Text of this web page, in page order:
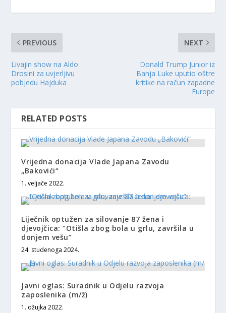
PREVIOUS
Livajin show na Aldo
Drosini za uvjerljivu
pobjedu Hajduka
NEXT
Donald Trump Junior iz
Banja Luke uputio oštre
kritike na račun zapadne
Europe
RELATED POSTS
Vrijedna donacija Vlade Japana Zavodu
„Bakovići“
1. veljače 2022.
Liječnik optužen za silovanje 87 žena i
djevojčica: “Otišla zbog bola u grlu, završila u
donjem vešu”
24. studenoga 2024.
Javni oglas: Suradnik u Odjelu razvoja
zaposlenika (m/ž)
1. ožujka 2022.